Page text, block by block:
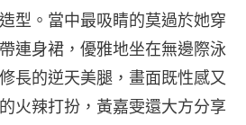
型。當中最吸睛的莫過於她穿
連身裙，優雅地坐在無邊際泳
長的逆天美腿，畫面既性感又
火辣打扮，黃嘉雯還大方分享